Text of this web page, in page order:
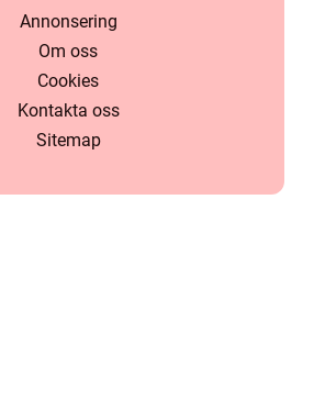
Annonsering
Om oss
Cookies
Kontakta oss
Sitemap